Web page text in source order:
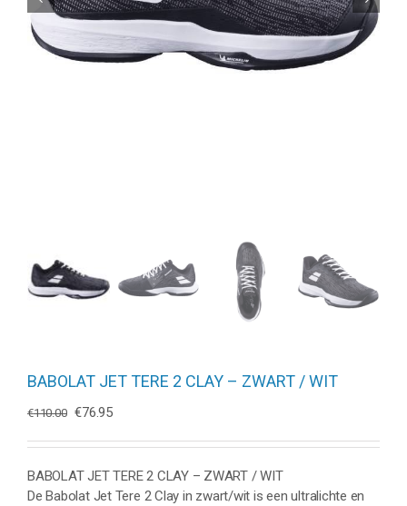
BABOLAT JET TERE 2 CLAY – ZWART / WIT
€110.00 Oorspronkelijke
was:
€110.00.
€76.95Huidige
is:
€76.95.
BABOLAT JET TERE 2 CLAY – ZWART / WIT
De Babolat Jet Tere 2 Clay in zwart/wit is een ultralichte en